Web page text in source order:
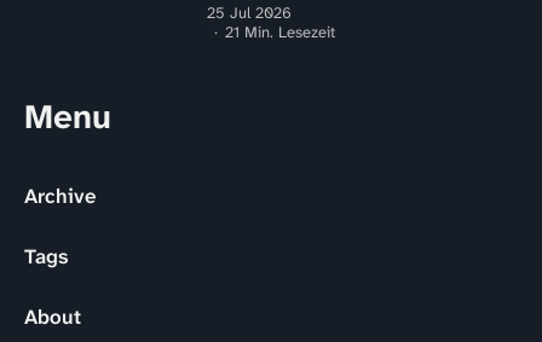
25 Jul 2026
21 Min. Lesezeit
Menu
Archive
Tags
About